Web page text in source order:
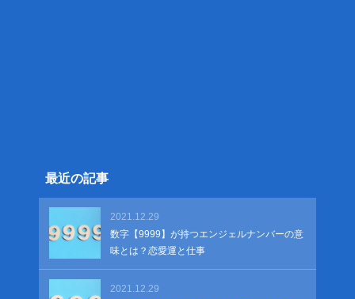
最近の記事
2021.12.29
数字【9999】が持つエンジェルナンバーの意
味とは？恋愛運と仕事
2021.12.29